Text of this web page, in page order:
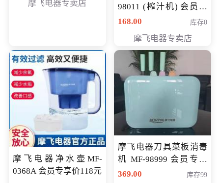
摩飞电器专卖店
98011 (榨汁机) 会员专
享价138元
168.00 库存0
摩飞电器专卖店
摩飞电器净水壶MF-
0368A 会员专享价118元
摩飞电器刀具菜板消毒
机 MF-98999 会员专享
价286元
369.00 库存99